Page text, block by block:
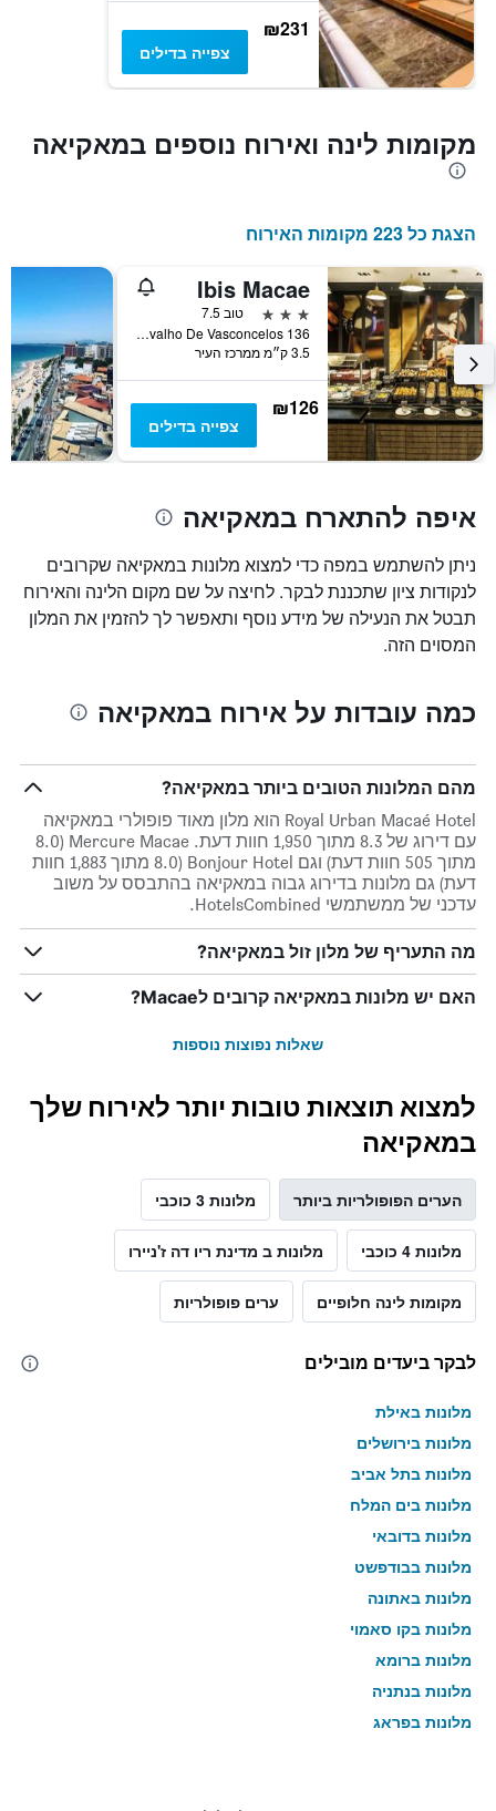
₪231
צפייה בדילים
מקומות לינה ואירוח נוספים במאקיאה
הצגת כל 223 מקומות האירוח
Ibis Macae
3 כוכבים
טוב 7.5
R Dolores Carvalho De Vasconcelos 136, מאקיאה, ברזיל
3.5 ק״מ ממרכז העיר
₪126
צפייה בדילים
איפה להתארח במאקיאה
ניתן להשתמש במפה כדי למצוא מלונות במאקיאה שקרובים
לנקודות ציון שתכננת לבקר. לחיצה על שם מקום הלינה והאירוח
תבטל את הנעילה של מידע נוסף ותאפשר לך להזמין את המלון
המסוים הזה.
כמה עובדות על אירוח במאקיאה
מהם המלונות הטובים ביותר במאקיאה?
Royal Urban Macaé Hotel הוא מלון מאוד פופולרי במאקיאה
עם דירוג של 8.3 מתוך 1,950 חוות דעת. Mercure Macae (8.0
מתוך 505 חוות דעת) וגם Bonjour Hotel (8.0 מתוך 1,883 חוות
דעת) גם מלונות בדירוג גבוה במאקיאה בהתבסס על משוב
עדכני של ממשתמשי HotelsCombined.
מה התעריף של מלון זול במאקיאה?
האם יש מלונות במאקיאה קרובים לMacae?
שאלות נפוצות נוספות
למצוא תוצאות טובות יותר לאירוח שלך
במאקיאה
הערים הפופולריות ביותר מלונות 3 כוכבי
מלונות 4 כוכבי מלונות ב מדינת ריו דה ז'ניירו
מקומות לינה חלופיים ערים פופולריות
לבקר ביעדים מובילים
מלונות באילת
מלונות בירושלים
מלונות בתל אביב
מלונות בים המלח
מלונות בדובאי
מלונות בבודפשט
מלונות באתונה
מלונות בקו סאמוי
מלונות ברומא
מלונות בנתניה
מלונות בפראג